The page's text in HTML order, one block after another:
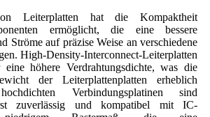
Leiterplatten hat die Kompaktheit
ermöglicht, die eine bessere
Ströme auf präzise Weise an verschiedene
High-Density-Interconnect-Leiterplatten
höhere Verdrahtungsdichte, was die
der Leiterplattenplatten erheblich
Verbindungsplatinen sind
zuverlässig und kompatibel mit IC-